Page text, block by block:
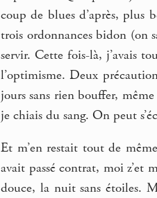
coup de blues d’après, plus
trois ordonnances bidon (on
servir. Cette fois-là, j’avais
l’optimisme. Deux
jours sans rien bouffer,
je chiais du sang. On peut
Et m’en restait tout de
avait passé contrat, moi z’et
douce, la nuit sans étoiles.